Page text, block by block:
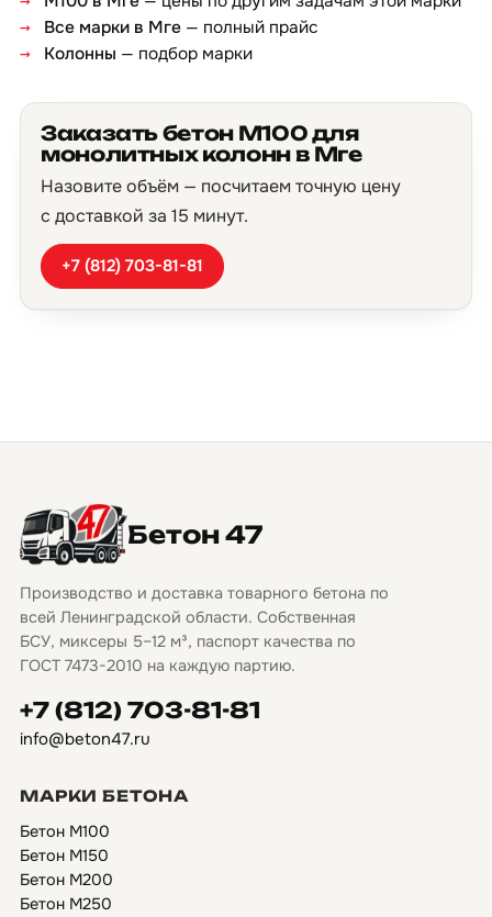
Все марки в Мге — полный прайс
Колонны — подбор марки
Заказать бетон М100 для
монолитных колонн в Мге
Назовите объём — посчитаем точную цену
с доставкой за 15 минут.
+7 (812) 703-81-81
Бетон 47
Производство и доставка товарного бетона по
всей Ленинградской области. Собственная
БСУ, миксеры 5–12 м³, паспорт качества по
ГОСТ 7473-2010 на каждую партию.
+7 (812) 703-81-81
info@beton47.ru
МАРКИ БЕТОНА
Бетон М100
Бетон М150
Бетон М200
Бетон М250